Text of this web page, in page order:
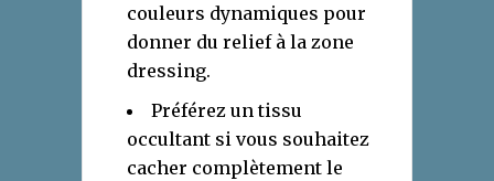
couleurs dynamiques pour
donner du relief à la zone
dressing.
Préférez un tissu
occultant si vous souhaitez
cacher complètement le